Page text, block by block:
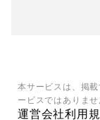
本サービスは、掲
ービスではありませ
運営会社利用